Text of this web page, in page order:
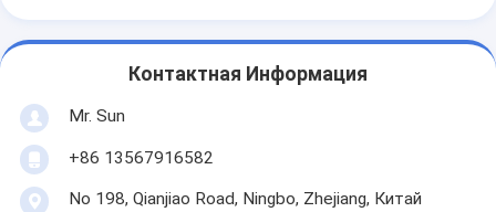
Контактная Информация
Mr. Sun
+86 13567916582
No 198, Qianjiao Road, Ningbo, Zhejiang, Китай